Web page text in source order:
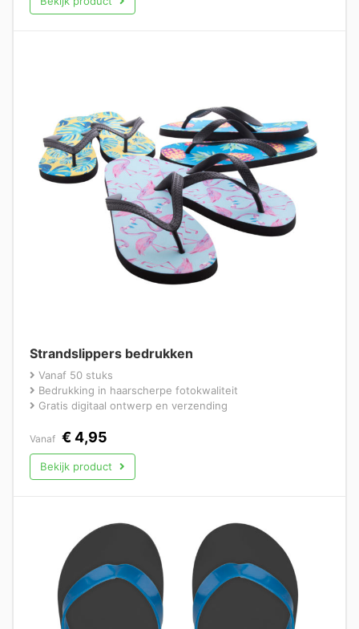
Strandslippers bedrukken
Vanaf 50 stuks
Bedrukking in haarscherpe fotokwaliteit
Gratis digitaal ontwerp en verzending
Vanaf €4,95
Bekijk product